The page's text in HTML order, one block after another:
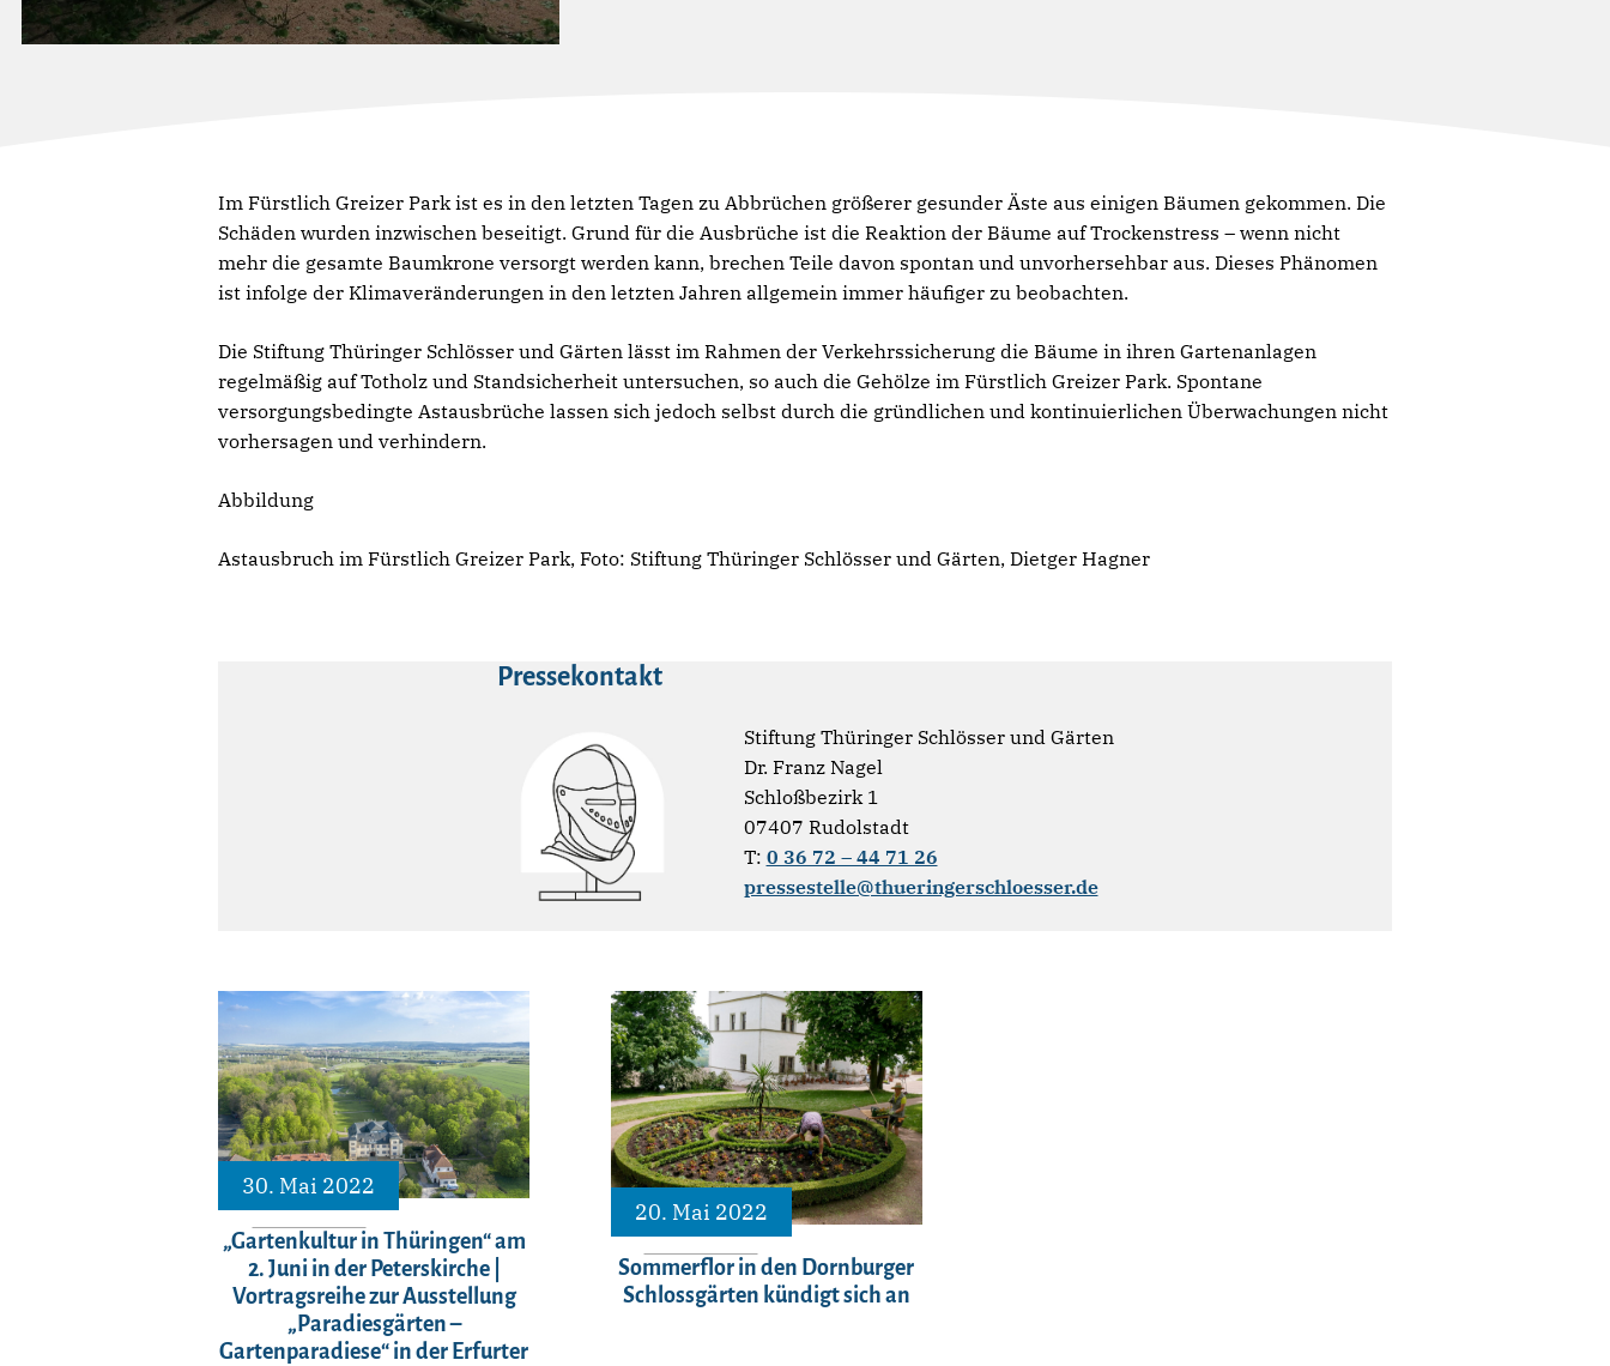
Im Fürstlich Greizer Park ist es in den letzten Tagen zu Abbrüchen größerer gesunder Äste aus einigen Bäumen gekommen. Die
Schäden wurden inzwischen beseitigt. Grund für die Ausbrüche ist die Reaktion der Bäume auf Trockenstress – wenn nicht
mehr die gesamte Baumkrone versorgt werden kann, brechen Teile davon spontan und unvorhersehbar aus. Dieses Phänomen
ist infolge der Klimaveränderungen in den letzten Jahren allgemein immer häufiger zu beobachten.
Die Stiftung Thüringer Schlösser und Gärten lässt im Rahmen der Verkehrssicherung die Bäume in ihren Gartenanlagen
regelmäßig auf Totholz und Standsicherheit untersuchen, so auch die Gehölze im Fürstlich Greizer Park. Spontane
versorgungsbedingte Astausbrüche lassen sich jedoch selbst durch die gründlichen und kontinuierlichen Überwachungen nicht
vorhersagen und verhindern.
Abbildung
Astausbruch im Fürstlich Greizer Park, Foto: Stiftung Thüringer Schlösser und Gärten, Dietger Hagner
Pressekontakt
Stiftung Thüringer Schlösser und Gärten
Dr. Franz Nagel
Schloßbezirk 1
07407 Rudolstadt
T: 0 36 72 – 44 71 26
pressestelle@thueringerschloesser.de
30. Mai 2022
„Gartenkultur in Thüringen“ am
2. Juni in der Peterskirche |
Vortragsreihe zur Ausstellung
„Paradiesgärten –
Gartenparadiese“ in der Erfurter
20. Mai 2022
Sommerflor in den Dornburger
Schlossgärten kündigt sich an